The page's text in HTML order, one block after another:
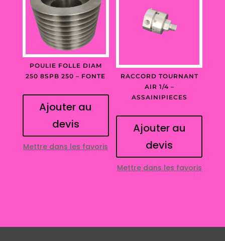
POULIE FOLLE DIAM
250 8SPB 250 – FONTE
Ajouter au
devis
Mettre dans les favoris
RACCORD TOURNANT
AIR 1/4 –
ASSAINIPIECES
Ajouter au
devis
Mettre dans les favoris